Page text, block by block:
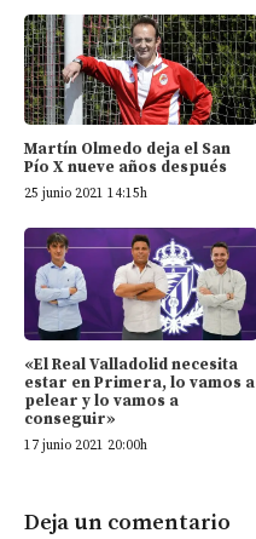
Martín Olmedo deja el San
Pío X nueve años después
25 junio 2021 14:15h
«El Real Valladolid necesita
estar en Primera, lo vamos a
pelear y lo vamos a
conseguir»
17 junio 2021 20:00h
Deja un comentario